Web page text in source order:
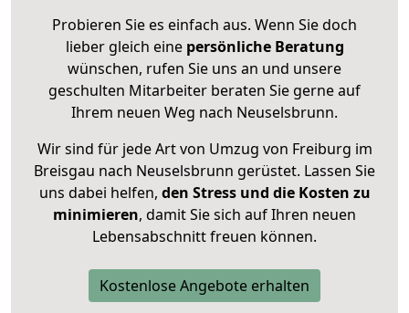
Probieren Sie es einfach aus. Wenn Sie doch
lieber gleich eine persönliche Beratung
wünschen, rufen Sie uns an und unsere
geschulten Mitarbeiter beraten Sie gerne auf
Ihrem neuen Weg nach Neuselsbrunn.
Wir sind für jede Art von Umzug von Freiburg im
Breisgau nach Neuselsbrunn gerüstet. Lassen Sie
uns dabei helfen, den Stress und die Kosten zu
minimieren, damit Sie sich auf Ihren neuen
Lebensabschnitt freuen können.
Kostenlose Angebote erhalten